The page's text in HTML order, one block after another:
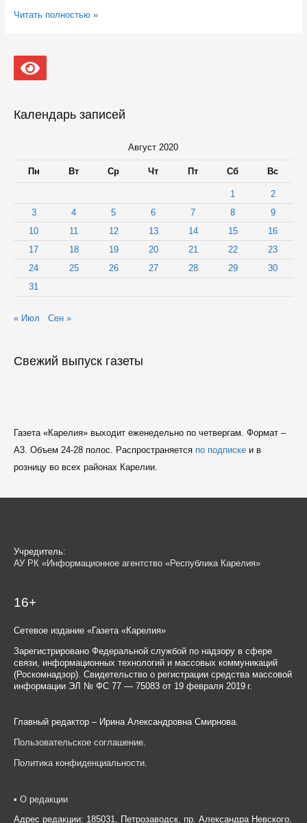
Ансамбль
Карелии
«Кантеле»
готовится
со
Читать полностью »
Календарь записей
Август 2020
Пн Вт Ср Чт Пт Сб Вс
1
2
3
4 5 6 7 8
9
10
11 12 13 14 15
16
17
18 19 20 21 22
23
24
25 26 27 28 29
30
31
« Июл Сен »
Свежий выпуск газеты
Газета «Карелия» выходит еженедельно по четвергам. Формат –
A3. Объем 24-28 полос. Распространяется по подпискеи в
розницу во всех районах Карелии.
Учредитель:
АУ РК «Информационное агентство «Республика Карелия»
16+
Сетевое издание «Газета «Карелия»
Зарегистрировано Федеральной службой по надзору в сфере
связи, информационных технологий и массовых коммуникаций
(Роскомнадзор). Свидетельство о регистрации средства массовой
информации ЭЛ № ФС 77 — 75083 от 19 февраля 2019 г.
Главный редактор – Ирина Александровна Смирнова.
Пользовательское соглашение.
Политика конфиденциальности
• О редакции
Адрес редакции: 185031, Петрозаводск, пр. Александра Невского,